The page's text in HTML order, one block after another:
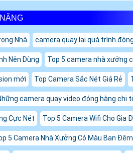
Nhà camera quay lại quá trình
Nên Dùng Top 5 camera nhà xưởng
mới Top Camera Sắc Nét Giá Rẻ
camera quay video đóng hàng chi
Cực Nét Top 5 Camera Wifi Cho Gia
5 Camera Nhà Xưởng Có Màu Ban